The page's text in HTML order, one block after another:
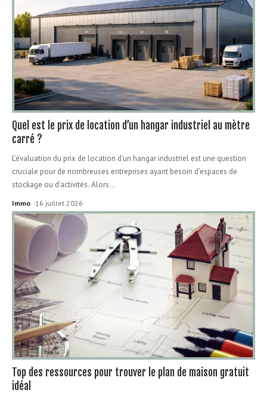
Quel est le prix de location d’un hangar industriel au mètre
carré ?
L’évaluation du prix de location d’un hangar industriel est une question
cruciale pour de nombreuses entreprises ayant besoin d’espaces de
stockage ou d’activités. Alors…
Immo 16 juillet 2026
Top des ressources pour trouver le plan de maison gratuit
idéal